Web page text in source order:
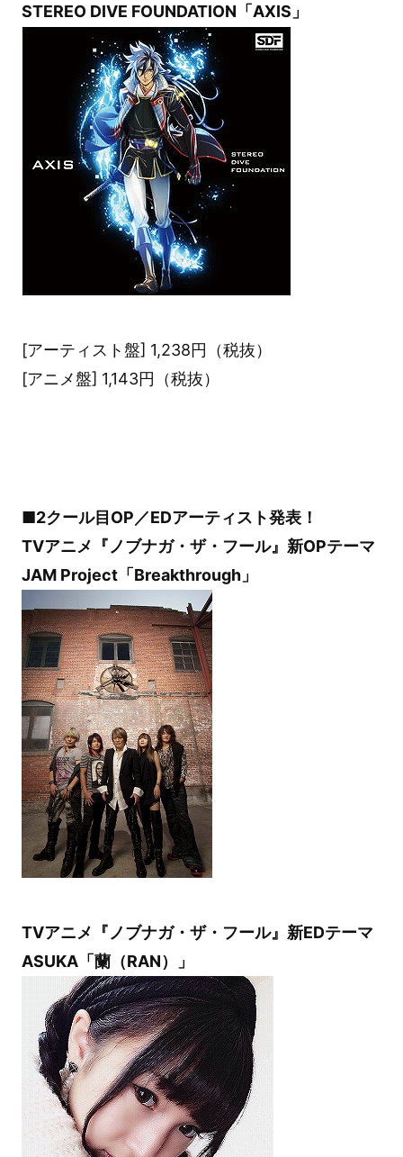
STEREO DIVE FOUNDATION「AXIS」
[アーティスト盤] 1,238円（税抜）
[アニメ盤] 1,143円（税抜）
■2クール目OP／EDアーティスト発表！
TVアニメ『ノブナガ・ザ・フール』新OPテーマ
JAM Project「Breakthrough」
TVアニメ『ノブナガ・ザ・フール』新EDテーマ
ASUKA「蘭（RAN）」